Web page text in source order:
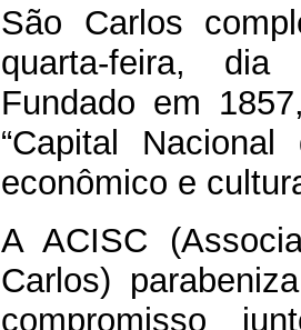
São Carlos
quarta-feira,
Fundado em
“Capital
econômico e
A ACISC
Carlos)
compromisso